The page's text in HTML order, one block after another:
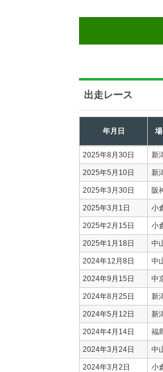
出走レース
年月日 場
2025年8月30日 新
2025年5月10日 新
2025年3月30日 阪
2025年3月1日 小
2025年2月15日 小
2025年1月18日 中
2024年12月8日 中
2024年9月15日 中
2024年8月25日 新
2024年5月12日 新
2024年4月14日 福
2024年3月24日 中
2024年3月2日 小